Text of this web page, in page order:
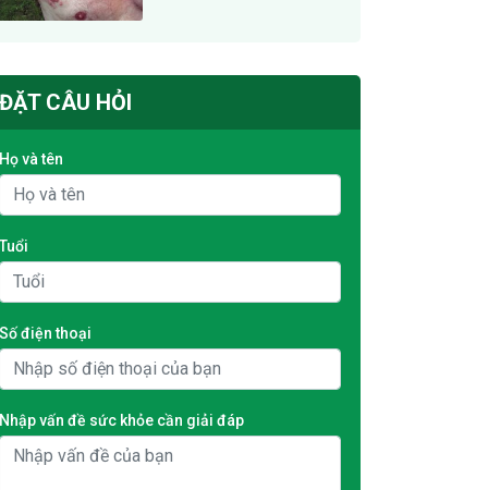
ĐẶT CÂU HỎI
Họ và tên
Tuổi
Số điện thoại
Nhập vấn đề sức khỏe cần giải đáp